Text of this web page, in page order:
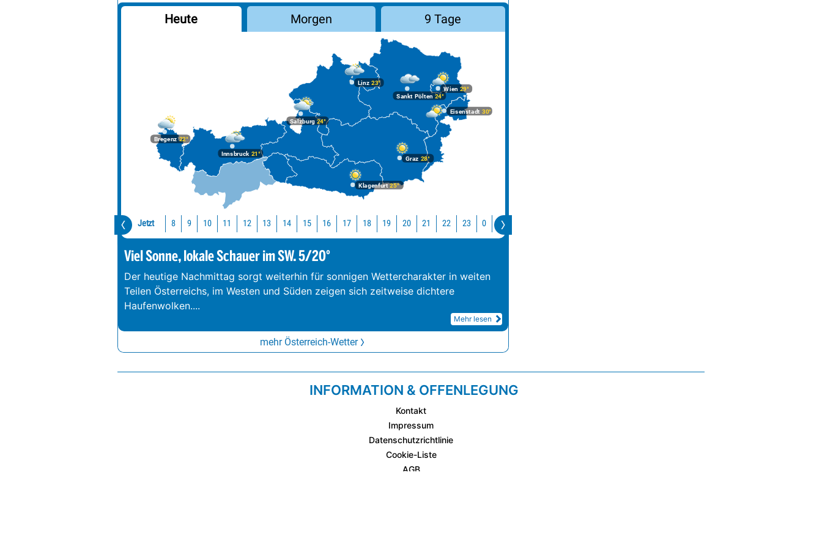
Heute Morgen 9 Tage
Bregenz22°
Graz 28°
Innsbruck21°
Klagenfurt25°
Linz 23°
Salzburg24°
Wien 29°
Eisenstadt 30°
Sankt Pölten 24°
Jetzt 8 9 10 11 12 13 14 15 16 17 18 19 20 21 22 23 0 1
Viel Sonne, lokale Schauer im SW. 5/20°
Der heutige Nachmittag sorgt weiterhin für sonnigen Wettercharakter in weiten
Teilen Österreichs, im Westen und Süden zeigen sich zeitweise dichtere
Haufenwolken....
Mehr lesen
mehr Österreich-Wetter
INFORMATION & OFFENLEGUNG
Kontakt
Impressum
Datenschutzrichtlinie
Cookie-Liste
AGB